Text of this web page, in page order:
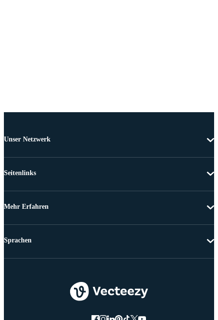
Unser Netzwerk
Seitenlinks
Mehr Erfahren
Sprachen